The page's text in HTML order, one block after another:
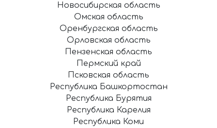
Новосибирская область
Омская область
Оренбургская область
Орловская область
Пензенская область
Пермский край
Псковская область
Республика Башкортостан
Республика Бурятия
Республика Карелия
Республика Коми